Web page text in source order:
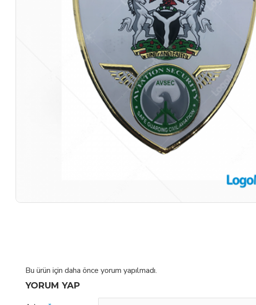
Bu ürün için daha önce yorum yapılmadı.
YORUM YAP